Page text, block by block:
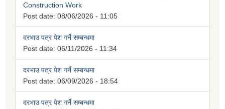
Construction Work
Post date: 08/06/2026 - 11:05
दरभाउ पत्र पेश गर्ने सम्बन्धमा
Post date: 06/11/2026 - 11:34
दरभाउ पत्र पेश गर्ने सम्बन्धमा
Post date: 06/09/2026 - 18:54
दरभाउ पत्र पेश गर्ने सम्बन्धमा